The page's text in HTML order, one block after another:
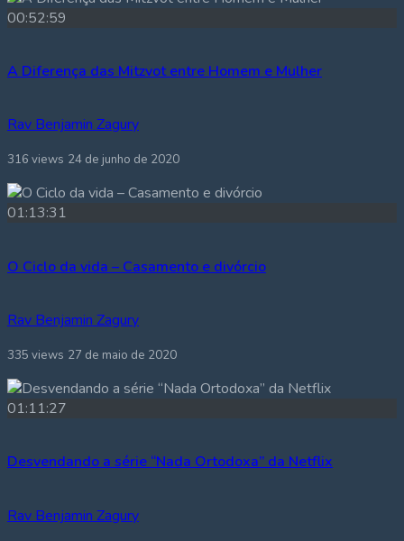
00:52:59
A Diferença das Mitzvot entre Homem e Mulher
Rav Benjamin Zagury
316 views 24 de junho de 2020
01:13:31
O Ciclo da vida – Casamento e divórcio
Rav Benjamin Zagury
335 views 27 de maio de 2020
01:11:27
Desvendando a série “Nada Ortodoxa” da Netflix
Rav Benjamin Zagury